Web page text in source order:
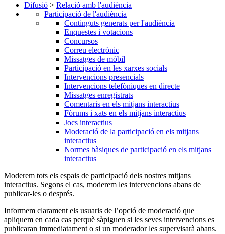
Difusió > Relació amb l'audiència
Participació de l'audiència
Continguts generats per l'audiència
Enquestes i votacions
Concursos
Correu electrònic
Missatges de mòbil
Participació en les xarxes socials
Intervencions presencials
Intervencions telefòniques en directe
Missatges enregistrats
Comentaris en els mitjans interactius
Fòrums i xats en els mitjans interactius
Jocs interactius
Moderació de la participació en els mitjans
interactius
Normes bàsiques de participació en els mitjans
interactius
Moderem tots els espais de participació dels nostres mitjans
interactius. Segons el cas, moderem les intervencions abans de
publicar-les o després.
Informem clarament els usuaris de l’opció de moderació que
apliquem en cada cas perquè sàpiguen si les seves intervencions es
publicaran immediatament o si un moderador les supervisarà abans.